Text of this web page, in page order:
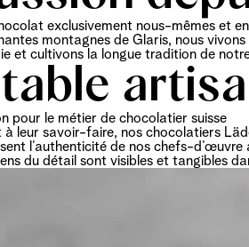
exclusivement nous-mêmes et
montagnes de Glaris, nous
et cultivons la longue tradition de
pour le métier de chocolatier suisse
leur savoir-faire, nos chocolatiers
l’authenticité de nos chefs-d’œuvre
du détail sont visibles et tangibles